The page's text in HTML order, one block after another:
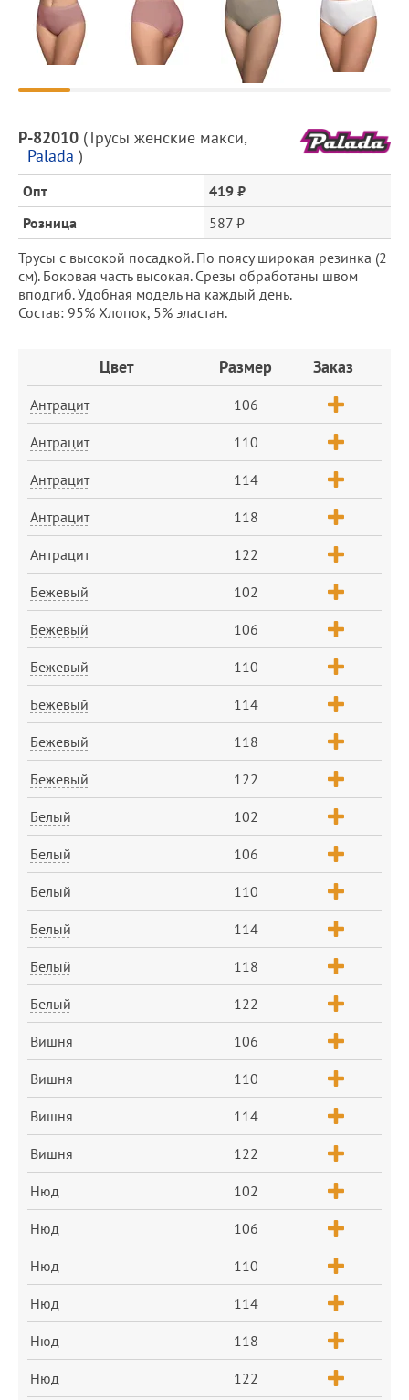
Описание
товара
и
цена
P-82010 (Трусы женские макси,
Palada )
Опт
419 ₽
Розница
587 ₽
Трусы с высокой посадкой. По поясу широкая резинка (2
см). Боковая часть высокая. Срезы обработаны швом
вподгиб. Удобная модель на каждый день.
Состав: 95% Хлопок, 5% эластан.
Цвет Размер Заказ
Антрацит 106
Антрацит 110
Антрацит 114
Антрацит 118
Антрацит 122
Бежевый 102
Бежевый 106
Бежевый 110
Бежевый 114
Бежевый 118
Бежевый 122
Белый 102
Белый 106
Белый 110
Белый 114
Белый 118
Белый 122
Вишня 106
Вишня 110
Вишня 114
Вишня 122
Нюд 102
Нюд 106
Нюд 110
Нюд 114
Нюд 118
Нюд 122